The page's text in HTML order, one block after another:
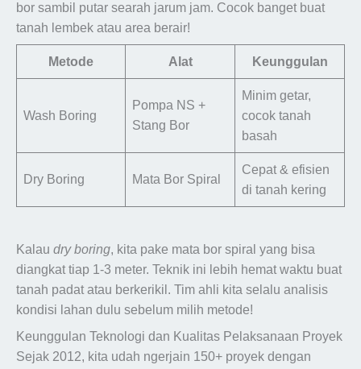
bor sambil putar searah jarum jam. Cocok banget buat
tanah lembek atau area berair!
Metode Alat Keunggulan
Wash Boring
Pompa NS +
Stang Bor
Minim getar,
cocok tanah
basah
Dry Boring Mata Bor Spiral
Cepat & efisien
di tanah kering
Kalau dry boring, kita pake mata bor spiral yang bisa
diangkat tiap 1-3 meter. Teknik ini lebih hemat waktu buat
tanah padat atau berkerikil. Tim ahli kita selalu analisis
kondisi lahan dulu sebelum milih metode!
Keunggulan Teknologi dan Kualitas Pelaksanaan Proyek
Sejak 2012, kita udah ngerjain 150+ proyek dengan